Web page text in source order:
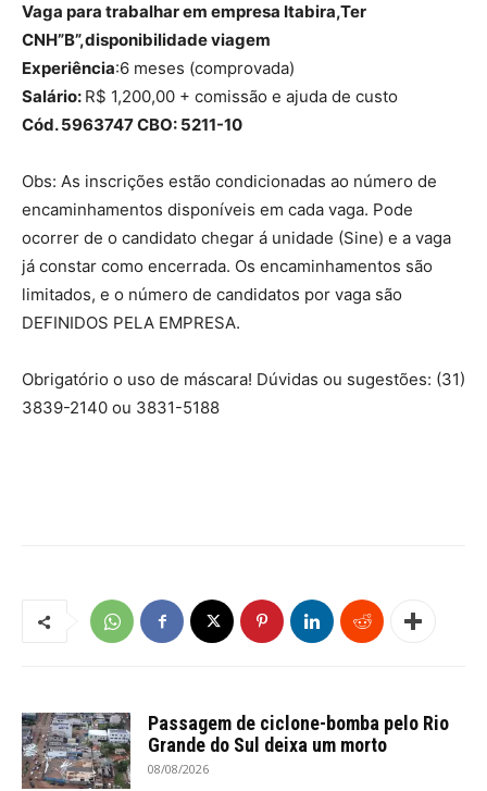
Vaga para trabalhar em empresa Itabira,Ter
CNH”B”,disponibilidade viagem
Experiência:6 meses (comprovada)
Salário: R$ 1,200,00 + comissão e ajuda de custo
Cód. 5963747 CBO: 5211-10
Obs: As inscrições estão condicionadas ao número de
encaminhamentos disponíveis em cada vaga. Pode
ocorrer de o candidato chegar á unidade (Sine) e a vaga
já constar como encerrada. Os encaminhamentos são
limitados, e o número de candidatos por vaga são
DEFINIDOS PELA EMPRESA.
Obrigatório o uso de máscara! Dúvidas ou sugestões: (31)
3839-2140 ou 3831-5188
Passagem de ciclone-bomba pelo Rio
Grande do Sul deixa um morto
08/08/2026